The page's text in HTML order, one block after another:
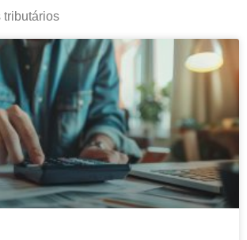
tributários